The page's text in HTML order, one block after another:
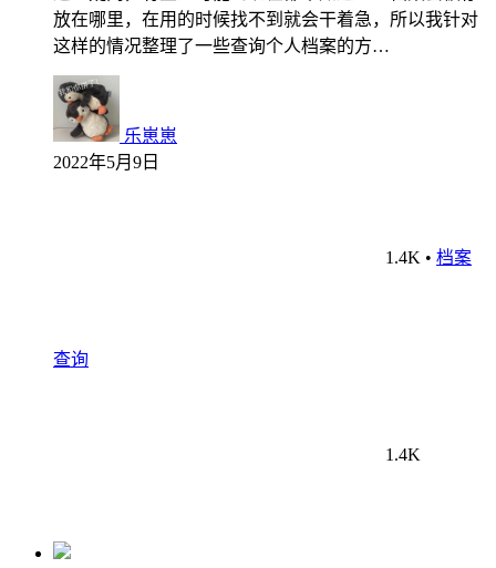
放在哪里，在用的时候找不到就会干着急，所以我针对
这样的情况整理了一些查询个人档案的方…
乐崽崽
2022年5月9日
1.4K • 档案
查询
1.4K